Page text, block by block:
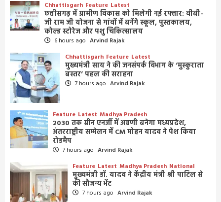
Chhattisgarh Feature Latest
छत्तीसगढ़ में ग्रामीण विकास को मिलेगी नई रफ्तार: वीबी-
जी राम जी योजना से गांवों में बनेंगे स्कूल, पुस्तकालय,
कोल्ड स्टोरेज और पशु चिकित्सालय
6 hours ago Arvind Rajak
Chhattisgarh Feature Latest
मुख्यमंत्री साय ने की जनसंपर्क विभाग के ‘मुस्कुराता
बस्तर’ पहल की सराहना
7 hours ago Arvind Rajak
Feature Latest Madhya Pradesh
2030 तक ग्रीन एनर्जी में अग्रणी बनेगा मध्यप्रदेश,
अंतरराष्ट्रीय सम्मेलन में CM मोहन यादव ने पेश किया
रोडमैप
7 hours ago Arvind Rajak
Feature Latest Madhya Pradesh National
मुख्यमंत्री डॉ. यादव ने केंद्रीय मंत्री श्री पाटिल से
की सौजन्य भेंट
7 hours ago Arvind Rajak